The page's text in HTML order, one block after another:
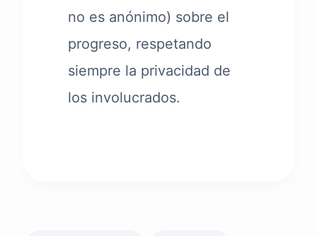
no es anónimo) sobre el
progreso, respetando
siempre la privacidad de
los involucrados.